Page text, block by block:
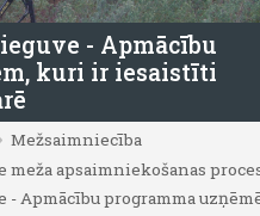
- Apmācību
kuri ir iesaistīti
Mežsaimniecība
apsaimniekošanas
- Apmācību programma